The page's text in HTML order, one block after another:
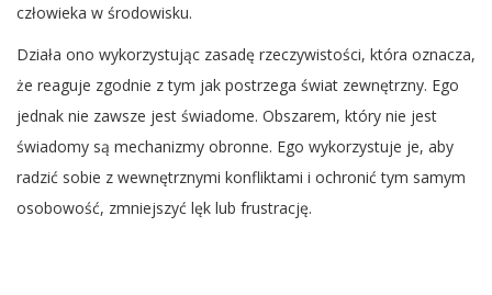
człowieka w środowisku.
Działa ono wykorzystując zasadę rzeczywistości, która oznacza,
że reaguje zgodnie z tym jak postrzega świat zewnętrzny. Ego
jednak nie zawsze jest świadome. Obszarem, który nie jest
świadomy są mechanizmy obronne. Ego wykorzystuje je, aby
radzić sobie z wewnętrznymi konfliktami i ochronić tym samym
osobowość, zmniejszyć lęk lub frustrację.